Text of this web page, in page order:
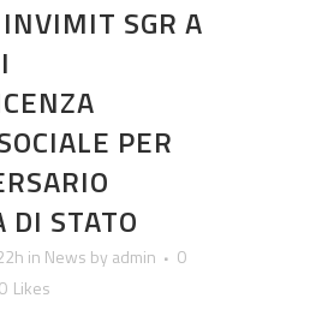
INVIMIT SGR A
PER
DI STATO
in News by admin
0
0 Likes